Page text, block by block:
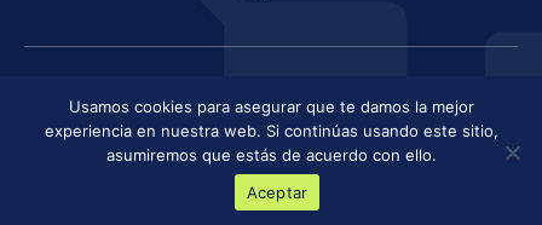
© 2025 Maken S.A.S. Todos los derechos reservados.
Política de Privacidad
Términos de servicio
Usamos cookies para asegurar que te damos la mejor
experiencia en nuestra web. Si continúas usando este sitio,
asumiremos que estás de acuerdo con ello.
Aceptar